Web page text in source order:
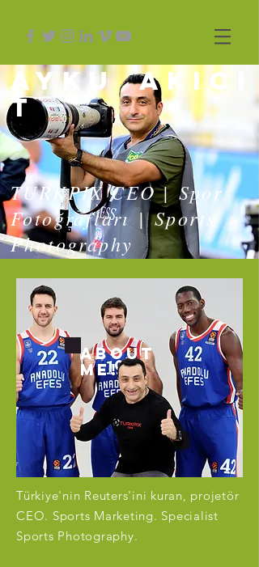
AYKU
T
AKICI
TURKPIX CEO | Spor
Fotoğrafları | Sports
Photography
ABOUT
ME!
Türkiye'nin Reuters'ini kuran, projetör
CEO. Sports Marketing. Specialist
Sports Photography.